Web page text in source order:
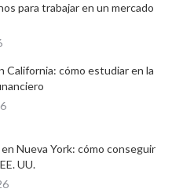
para trabajar en un mercado
California: cómo estudiar en la
Nueva York: cómo conseguir
UU.